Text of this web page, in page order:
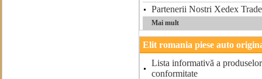
Partenerii Nostri Xedex Trade
Mai mult
Elit romania piese auto
Lista informativă a
conformitate